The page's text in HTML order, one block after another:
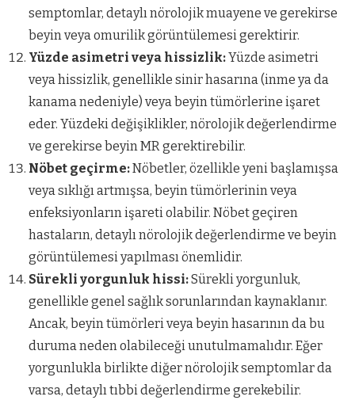
semptomlar, detaylı nörolojik muayene ve gerekirse
beyin veya omurilik görüntülemesi gerektirir.
Yüzde asimetri veya hissizlik:Yüzde asimetri
veya hissizlik, genellikle sinir hasarına (inme ya da
kanama nedeniyle) veya beyin tümörlerine işaret
eder. Yüzdeki değişiklikler, nörolojik değerlendirme
ve gerekirse beyin MR gerektirebilir.
Nöbet geçirme:Nöbetler, özellikle yeni başlamışsa
veya sıklığı artmışsa, beyin tümörlerinin veya
enfeksiyonların işareti olabilir. Nöbet geçiren
hastaların, detaylı nörolojik değerlendirme ve beyin
görüntülemesi yapılması önemlidir.
Sürekli yorgunluk hissi:Sürekli yorgunluk,
genellikle genel sağlık sorunlarından kaynaklanır.
Ancak, beyin tümörleri veya beyin hasarının da bu
duruma neden olabileceği unutulmamalıdır. Eğer
yorgunlukla birlikte diğer nörolojik semptomlar da
varsa, detaylı tıbbi değerlendirme gerekebilir.